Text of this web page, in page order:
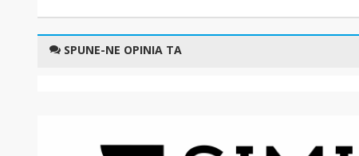
SPUNE-NE OPINIA TA